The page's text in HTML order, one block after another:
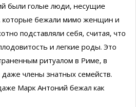
были голые люди, несущие
которые бежали мимо женщин и
подставляли себя, считая, что
и легкие роды. Это
ритуалом в Риме, в
даже члены знатных семейств.
Марк Антоний бежал как